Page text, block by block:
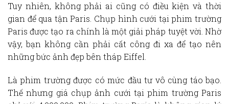
Tuy nhiên, không phải ai cũng có điều kiện và thời
gian để qua tận Paris. Chụp hình cưới tại phim trường
Paris được tạo ra chính là một giải pháp tuyệt vời. Nhờ
vậy, bạn không cần phải cất công đi xa để tạo nên
những bức ảnh đẹp bên tháp Eiffel.
Là phim trường được có mức đầu tư vô cùng táo bạo.
Thế nhưng giá chụp ảnh cưới tại phim trường Paris